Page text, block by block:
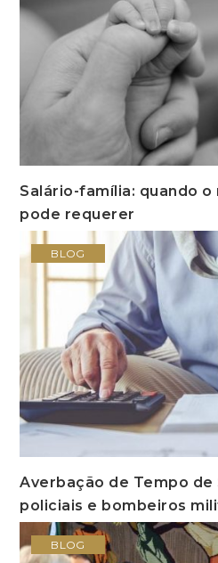
Salário-família: quando o
pode requerer
BLOG
Averbação de Tempo de
policiais e bombeiros
BLOG